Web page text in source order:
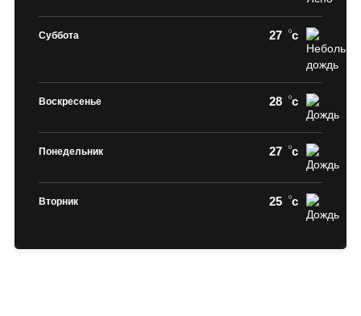
Суббота 27 c
Воскресенье 28 c
Понедельник 27 c
Вторник 25 c